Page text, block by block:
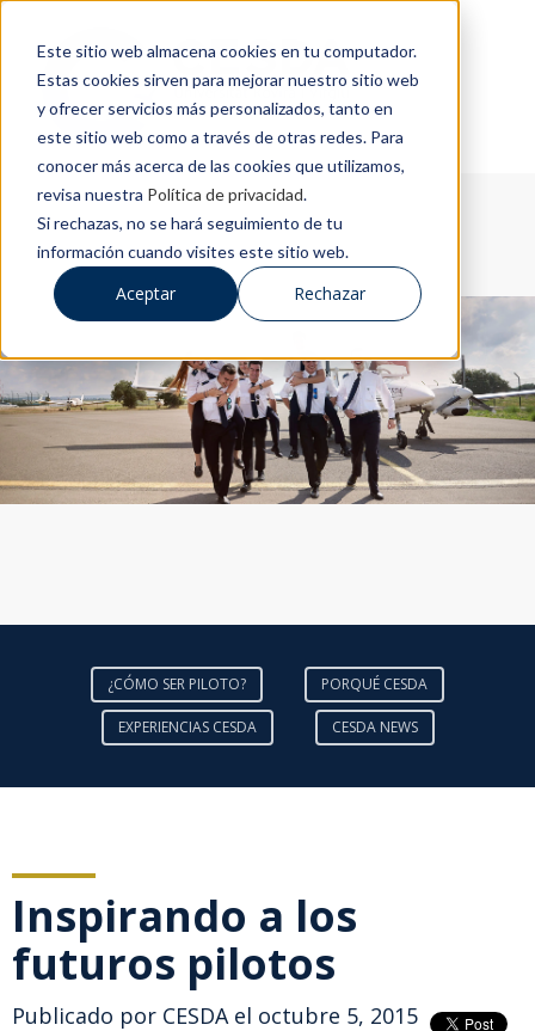
Este sitio web almacena cookies en tu computador.
Estas cookies sirven para mejorar nuestro sitio web
y ofrecer servicios más personalizados, tanto en
este sitio web como a través de otras redes. Para
conocer más acerca de las cookies que utilizamos,
revisa nuestra Política de privacidad.
Si rechazas, no se hará seguimiento de tu
información cuando visites este sitio web.
Aceptar Rechazar
¿CÓMO SER PILOTO? PORQUÉ CESDA
EXPERIENCIAS CESDA CESDA NEWS
Inspirando a los
futuros pilotos
Publicado por CESDAel octubre 5, 2015